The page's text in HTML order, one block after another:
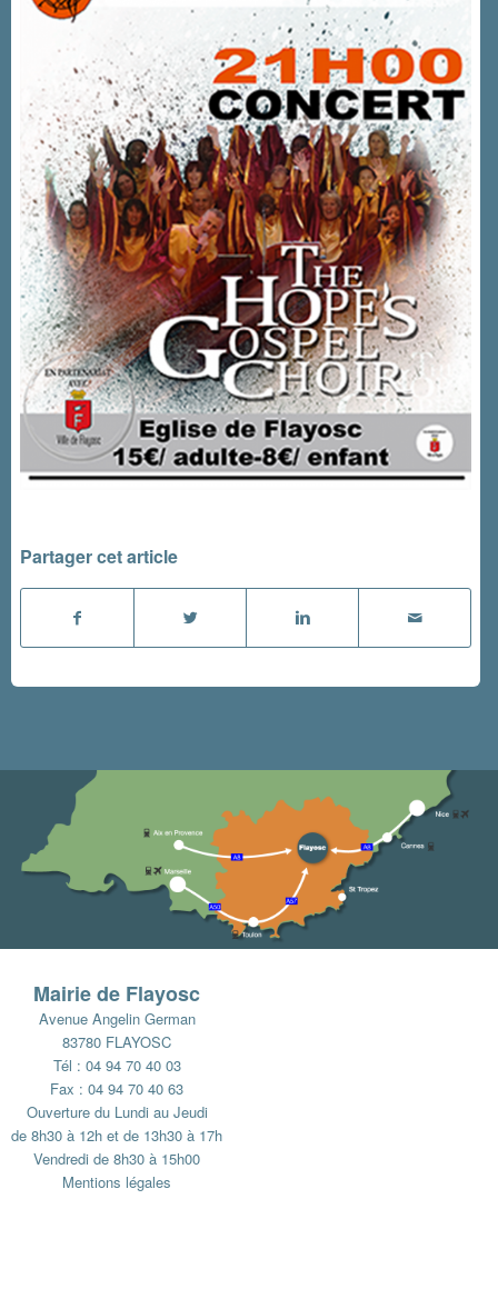
Partager cet article
Mairie de Flayosc
Avenue Angelin German
83780 FLAYOSC
Tél : 04 94 70 40 03
Fax : 04 94 70 40 63
Ouverture du Lundi au Jeudi
de 8h30 à 12h et de 13h30 à 17h
Vendredi de 8h30 à 15h00
Mentions légales